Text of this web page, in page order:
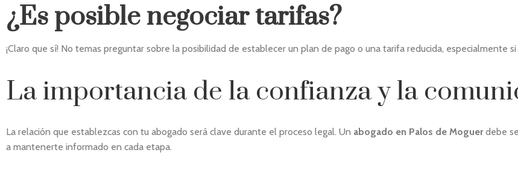
¿Es posible negociar tarifas?
¡Claro que sí! No temas preguntar sobre la posibilidad de establecer un plan de pago o una tarifa reducida, especialmente
La importancia de la confianza y la
La relación que establezcas con tu abogado será clave durante el proceso legal. Un abogado en Palos de Moguerdebe
a mantenerte informado en cada etapa.